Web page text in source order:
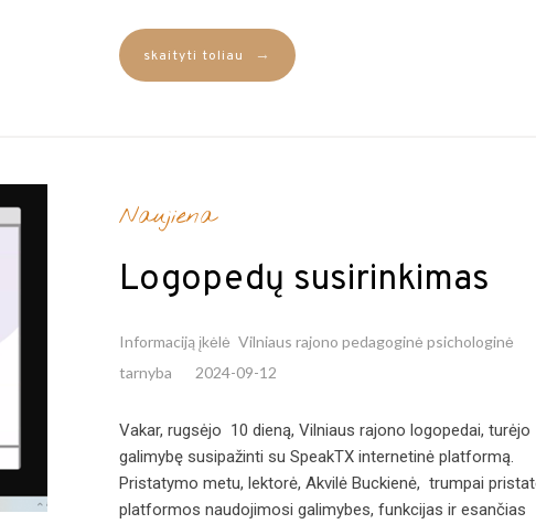
skaityti toliau →
Naujiena
Logopedų susirinkimas
Informaciją įkėlė Vilniaus rajono pedagoginė psichologinė
tarnyba
2024-09-12
Vakar, rugsėjo 10 dieną, Vilniaus rajono logopedai, turėjo
galimybę susipažinti su SpeakTX internetinė platformą.
Pristatymo metu, lektorė, Akvilė Buckienė, trumpai
platformos naudojimosi galimybes, funkcijas ir esančias